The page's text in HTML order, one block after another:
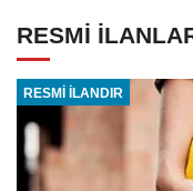
RESMİ
RESMİ İLANDIR